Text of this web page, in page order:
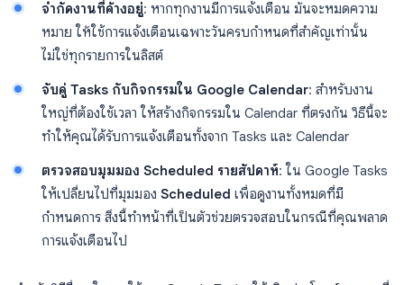
จำกัดงานที่ค้างอยู่: หากทุกงานมีการแจ้งเตือน มันจะหมดความ
หมาย ให้ใช้การแจ้งเตือนเฉพาะวันครบกำหนดที่สำคัญเท่านั้น
ไม่ใช่ทุกรายการในลิสต์
จับคู่ Tasks กับกิจกรรมใน Google Calendar: สำหรับงาน
ใหญ่ที่ต้องใช้เวลา ให้สร้างกิจกรรมใน Calendar ที่ตรงกัน วิธีนี้จะ
ทำให้คุณได้รับการแจ้งเตือนทั้งจาก Tasks และ Calendar
ตรวจสอบมุมมอง Scheduled รายสัปดาห์: ใน Google Tasks
ให้เปลี่ยนไปที่มุมมอง Scheduled เพื่อดูงานทั้งหมดที่มี
กำหนดการ สิ่งนี้ทำหน้าที่เป็นตัวช่วยตรวจสอบในกรณีที่คุณพลาด
การแจ้งเตือนไป